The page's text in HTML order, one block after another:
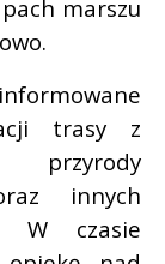
marszu
trasy z
przyrody
innych
W czasie